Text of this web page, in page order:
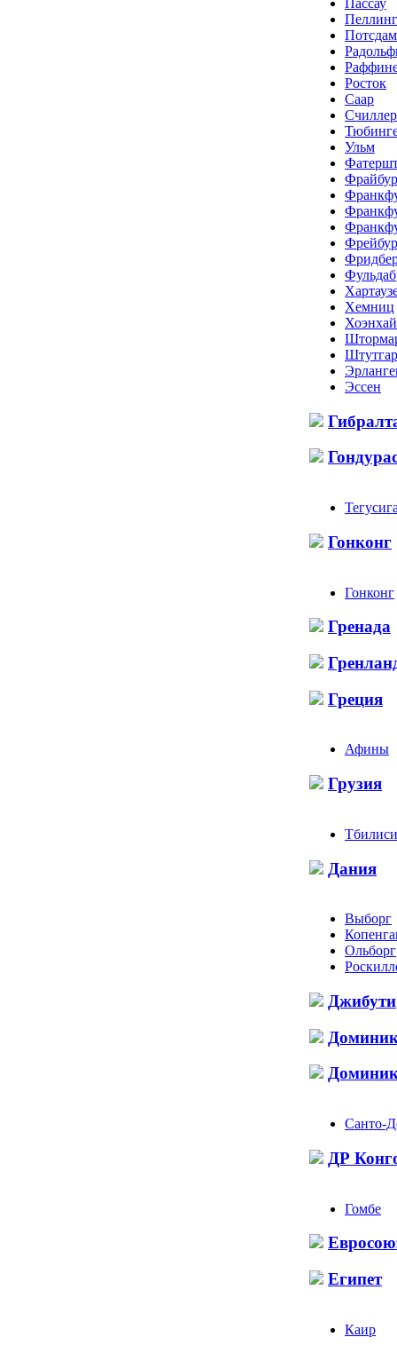
Пассау
Потсдам
Росток
Саар
Счиллер
Ульм
Хемниц
Эссен
Гонконг
Гонконг
Гренада
Греция
Афины
Грузия
Тбилиси
Дания
Выборг
Ольборг
Джибути
Санто-
ДР
Гомбе
Египет
Каир